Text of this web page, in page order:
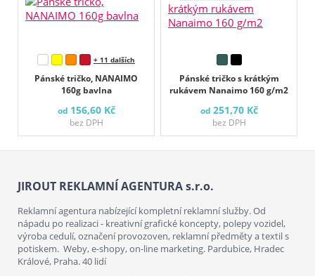
Pánské tričko, NANAIMO
160g bavlna
+ 11 dalších
od 156,60 Kč
bez DPH
Pánské tričko s krátkým
rukávem Nanaimo 160 g/m2
od 251,70 Kč
bez DPH
JIROUT REKLAMNÍ AGENTURA s.r.o.
Reklamní agentura nabízející kompletní reklamní služby. Od
nápadu po realizaci - kreativní grafické koncepty, polepy vozidel,
výroba cedulí, označení provozoven, reklamní předměty a textil s
potiskem. Weby, e-shopy, on-line marketing. Pardubice, Hradec
Králové, Praha. 40 lidí